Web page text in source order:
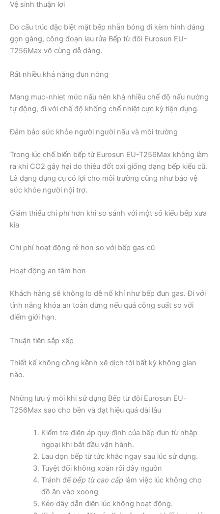
Vệ sinh thuận lợi
Do cấu trúc đặc biệt mặt bếp nhẵn bóng đi kèm hình dáng
gọn gàng, công đoạn lau rửa Bếp từ đôi Eurosun EU-
T256Max vô cùng dễ dàng.
Rất nhiều khả năng đun nóng
Mang muc-nhiet mức nấu nên khá nhiều chế độ nấu nướng
tự động, đi với chế độ khống chế nhiệt cực kỳ tiện dụng.
Đảm bảo sức khỏe người người nấu và môi trường
Trong lúc chế biến bếp từ Eurosun EU-T256Max không làm
ra khí CO2 gây hại do thiêu đốt oxi giống dạng bếp kiểu cũ.
Là dạng dụng cụ có lợi cho môi trường cũng như bảo vệ
sức khỏe người nội trợ.
Giảm thiểu chi phí hơn khi so sánh với một số kiểu bếp xưa
kia
Chi phí hoạt động rẻ hơn so với bếp gas cũ
Hoạt động an tâm hơn
Khách hàng sẽ không lo dễ nổ khí như bếp đun gas. Đi với
tính năng khóa an toàn dừng nếu quá công suất so với
điểm giới hạn.
Thuận tiện sắp xếp
Thiết kế không cồng kềnh xê dịch tới bất kỳ không gian
nào.
Những lưu ý mỗi khi sử dụng Bếp từ đôi Eurosun EU-
T256Max sao cho bền và đạt hiệu quả dài lâu
Kiểm tra điện áp quy định của bếp đun từ nhập
ngoại khi bắt đầu vận hành.
Lau dọn bếp từ tức khắc ngay sau lúc sử dụng.
Tuyệt đối không xoắn rối dây nguồn
Tránh để bếp từ cao cấp làm việc lúc không cho
đồ ăn vào xoong
Kéo dây dẫn điện lúc không hoạt động.